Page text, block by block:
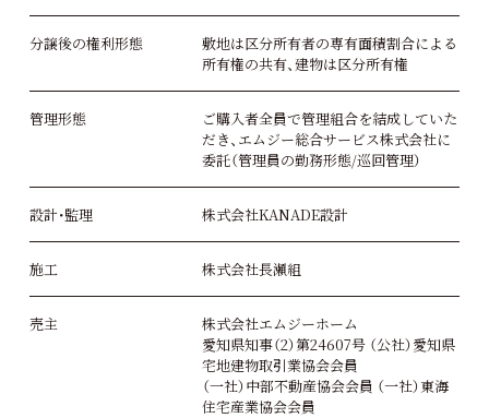
分譲後の権利形態
敷地は区分所有者の専有面積割合による
所有権の共有、建物は区分所有権
管理形態
ご購入者全員で管理組合を結成していた
だき、エムジー総合サービス株式会社に
委託（管理員の勤務形態/巡回管理）
設計・監理 株式会社KANADE設計
施工 株式会社長瀬組
売主
株式会社エムジーホーム
愛知県知事（2）第24607号 （公社）愛知県
宅地建物取引業協会会員
（一社）中部不動産協会会員 （一社）東海
住宅産業協会会員